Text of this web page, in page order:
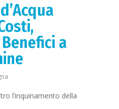
a
l’inquinamento della